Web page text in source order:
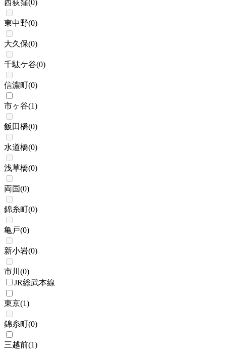
西荻窪(0)
東中野(0)
大久保(0)
千駄ケ谷(0)
信濃町(0)
市ヶ谷(1)
飯田橋(0)
水道橋(0)
浅草橋(0)
両国(0)
錦糸町(0)
亀戸(0)
新小岩(0)
市川 (0)
JR総武本線
東京(1)
錦糸町(0)
三越前(1)